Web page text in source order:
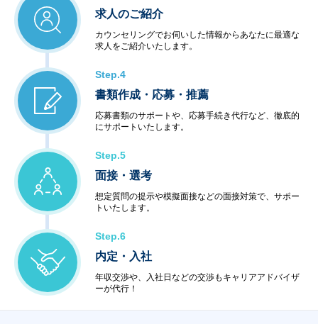
求人のご紹介
カウンセリングでお伺いした情報からあなたに最適な
求人をご紹介いたします。
Step.4
書類作成・応募・推薦
応募書類のサポートや、応募手続き代行など、徹底的
にサポートいたします。
Step.5
面接・選考
想定質問の提示や模擬面接などの面接対策で、サポー
トいたします。
Step.6
内定・入社
年収交渉や、入社日などの交渉もキャリアアドバイザ
ーが代行！